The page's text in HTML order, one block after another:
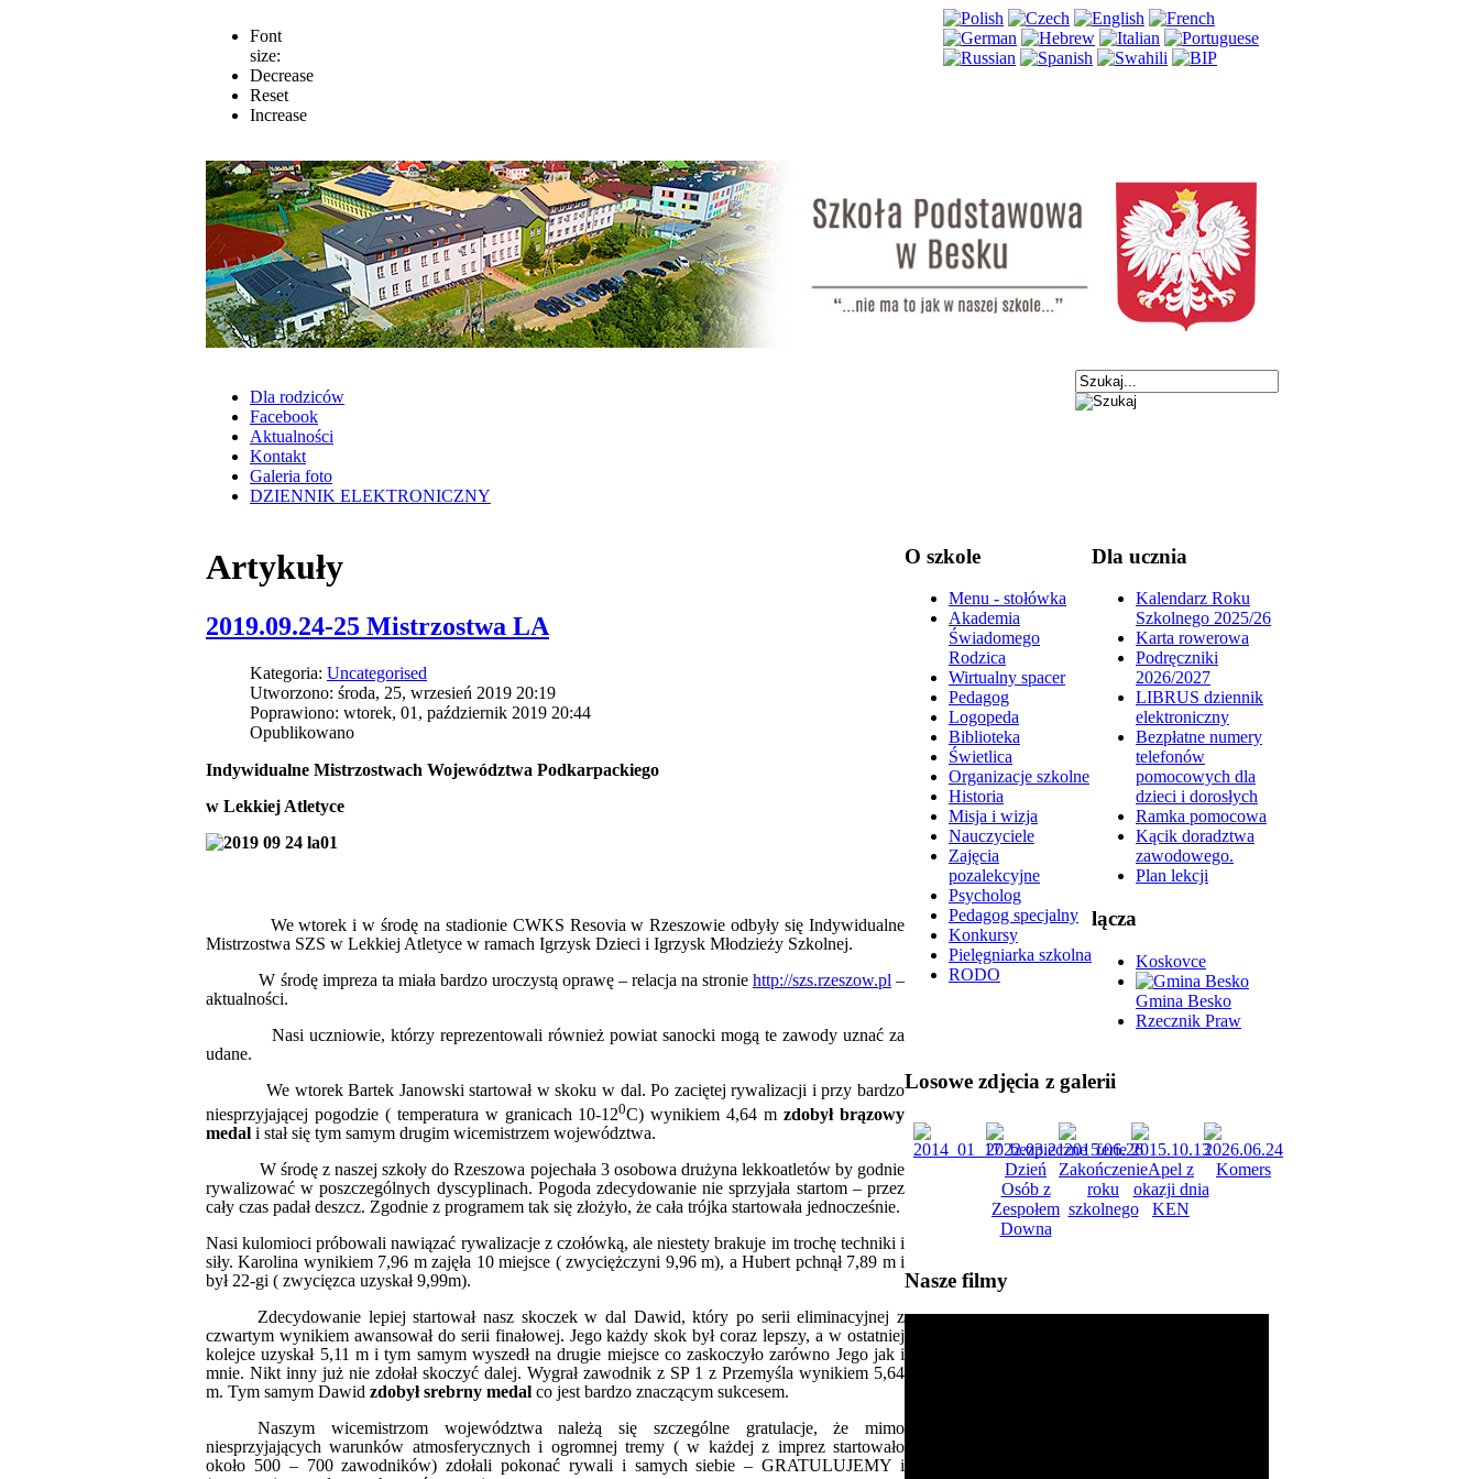
Font
size:
Decrease
Reset
Increase
Dla rodziców
Facebook
Aktualności
Kontakt
Galeria foto
DZIENNIK ELEKTRONICZNY
Artykuły
2019.09.24-25 Mistrzostwa LA
Kategoria: Uncategorised
Utworzono: środa, 25, wrzesień 2019 20:19
Poprawiono: wtorek, 01, październik 2019 20:44
Opublikowano
Indywidualne Mistrzostwach Województwa Podkarpackiego
w Lekkiej Atletyce
We wtorek i w środę na stadionie CWKS Resovia w Rzeszowie odbyły się Indywidualne
Mistrzostwa SZS w Lekkiej Atletyce w ramach Igrzysk Dzieci i Igrzysk Młodzieży Szkolnej.
W środę impreza ta miała bardzo uroczystą oprawę – relacja na stronie http://szs.rzeszow.pl –
aktualności.
Nasi uczniowie, którzy reprezentowali również powiat sanocki mogą te zawody uznać za
udane.
We wtorek Bartek Janowski startował w skoku w dal. Po zaciętej rywalizacji i przy bardzo
niesprzyjającej pogodzie ( temperatura w granicach 10-120C) wynikiem 4,64 mzdobył brązowy
medal i stał się tym samym drugim wicemistrzem województwa.
W środę z naszej szkoły do Rzeszowa pojechała 3 osobowa drużyna lekkoatletów by godnie
rywalizować w poszczególnych dyscyplinach. Pogoda zdecydowanie nie sprzyjała startom – przez
cały czas padał deszcz. Zgodnie z programem tak się złożyło, że cała trójka startowała jednocześnie.
Nasi kulomioci próbowali nawiązać rywalizacje z czołówką, ale niestety brakuje im trochę techniki i
siły. Karolina wynikiem 7,96 m zajęła 10 miejsce ( zwyciężczyni 9,96 m), a Hubert pchnął 7,89 m i
był 22-gi ( zwycięzca uzyskał 9,99m).
Zdecydowanie lepiej startował nasz skoczek w dal Dawid, który po serii eliminacyjnej z
czwartym wynikiem awansował do serii finałowej. Jego każdy skok był coraz lepszy, a w ostatniej
kolejce uzyskał 5,11 m i tym samym wyszedł na drugie miejsce co zaskoczyło zarówno Jego jak i
mnie. Nikt inny już nie zdołał skoczyć dalej. Wygrał zawodnik z SP 1 z Przemyśla wynikiem 5,64
m. Tym samym Dawid zdobył srebrny medal co jest bardzo znaczącym sukcesem.
Naszym wicemistrzom województwa należą się szczególne gratulacje, że mimo
niesprzyjających warunków atmosferycznych i ogromnej tremy ( w każdej z imprez startowało
około 500 – 700 zawodników) zdołali pokonać rywali i samych siebie – GRATULUJEMY i
O szkole
Menu - stołówka
Akademia
Świadomego
Rodzica
Wirtualny spacer
Pedagog
Logopeda
Biblioteka
Świetlica
Organizacje szkolne
Historia
Misja i wizja
Nauczyciele
Zajęcia
pozalekcyjne
Psycholog
Pedagog specjalny
Konkursy
Pielęgniarka szkolna
RODO
Dla ucznia
Kalendarz Roku
Szkolnego 2025/26
Karta rowerowa
Podręczniki
2026/2027
LIBRUS dziennik
elektroniczny
Bezpłatne numery
telefonów
pomocowych dla
dzieci i dorosłych
Ramka pomocowa
Kącik doradztwa
zawodowego.
Plan lekcji
lącza
Koskovce
Gmina Besko
Rzecznik Praw
Losowe zdjęcia z galerii
Nasze filmy